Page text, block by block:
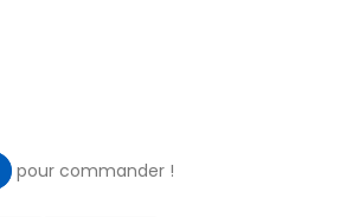
pour commander !